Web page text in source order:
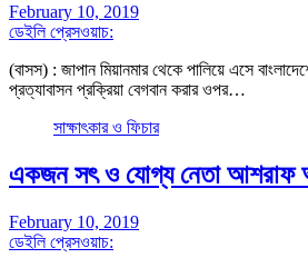
February 10, 2019
ডেইলি প্রেসওয়াচ:
(বাসস) : জাপান মিয়ানমার থেকে পালিয়ে এসে
প্রত্যাবাসন প্রক্রিয়া বেগবান করার ওপর…
সাক্ষাৎকার ও ফিচার
একজন সৎ ও যোগ্য নেতা আশরাফ
February 10, 2019
ডেইলি প্রেসওয়াচ: